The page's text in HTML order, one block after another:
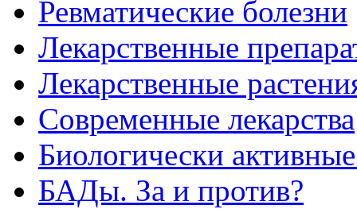
Ревматические болезни
Лекарственные
Лекарственные
Современные лекарства
Биологически
БАДы. За и против?